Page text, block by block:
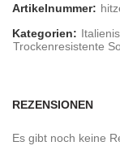
Artikelnummer:
Kategorien:
Trockenresistente
REZENSIONEN
Es gibt noch keine